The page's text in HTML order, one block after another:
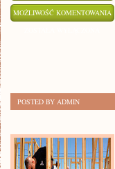
MOŻLIWOŚĆ KOMENTOWANIA
POSTED BY ADMIN